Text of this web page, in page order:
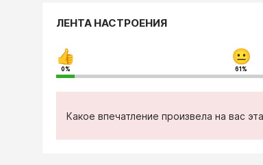
ЛЕНТА НАСТРОЕНИЯ
0% 61%
Какое впечатление произвела на вас